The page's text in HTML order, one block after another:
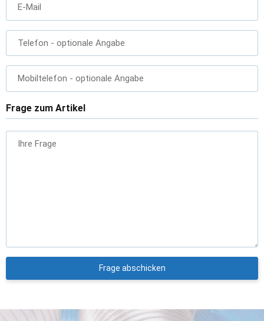
E-Mail
Telefon - optionale Angabe
Mobiltelefon - optionale Angabe
Frage zum Artikel
Ihre Frage
Frage abschicken